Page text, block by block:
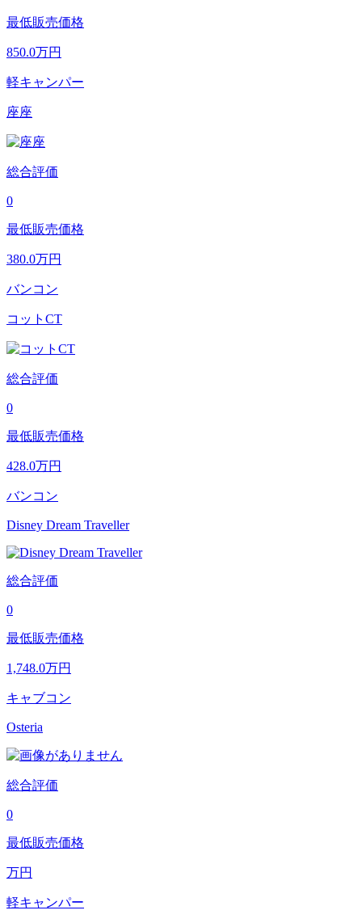
最低販売価格
850.0万円
軽キャンパー
座座
総合評価
0
最低販売価格
380.0万円
バンコン
コットCT
総合評価
0
最低販売価格
428.0万円
バンコン
Disney Dream Traveller
総合評価
0
最低販売価格
1,748.0万円
キャブコン
Osteria
総合評価
0
最低販売価格
万円
軽キャンパー